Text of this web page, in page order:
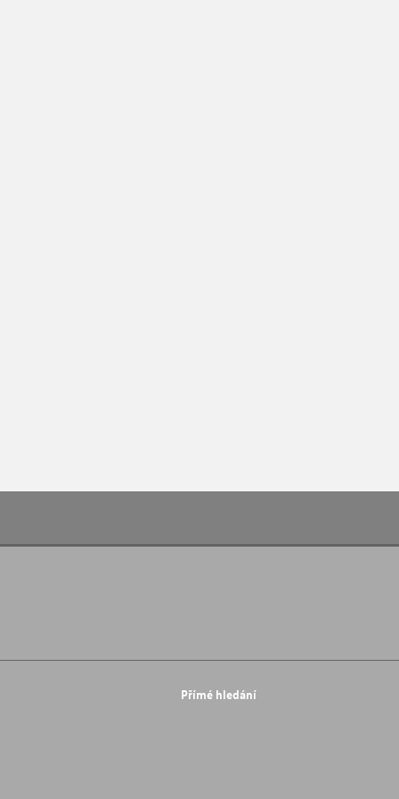
Přímé hledání